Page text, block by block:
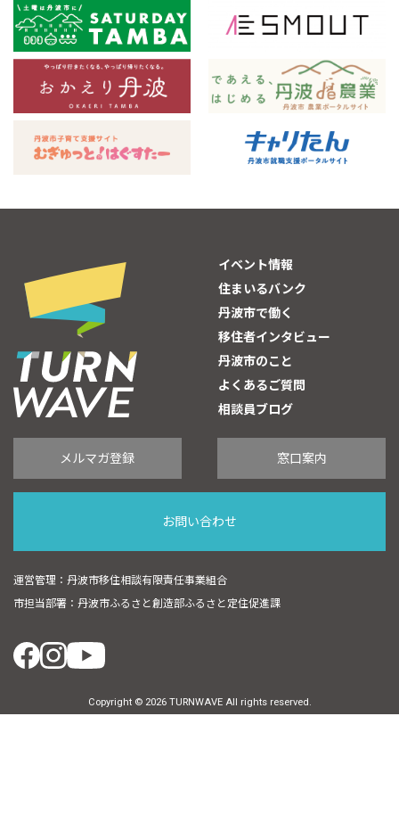
イベント情報
住まいるバンク
丹波市で働く
移住者インタビュー
丹波市のこと
よくあるご質問
相談員ブログ
メルマガ登録 窓口案内
お問い合わせ
運営管理：丹波市移住相談有限責任事業組合
市担当部署：丹波市ふるさと創造部ふるさと定住促進課
Copyright © 2026 TURNWAVE All rights reserved.